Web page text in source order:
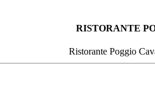
RISTORANTE
Ristorante Poggio